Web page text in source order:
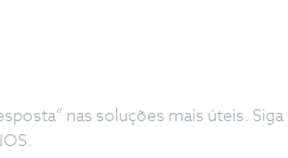
nas soluções mais úteis. Siga